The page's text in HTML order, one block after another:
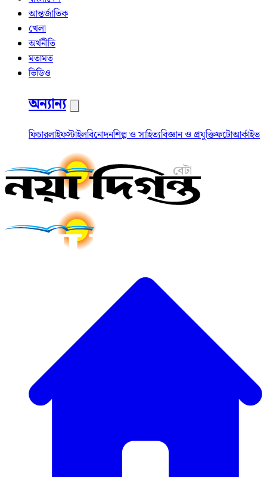
আন্তর্জাতিক
খেলা
অর্থনীতি
মতামত
ভিডিও
অন্যান্য
ফিচারলাইফস্টাইলবিনোদনশিল্প ও সাহিত্যবিজ্ঞান ও প্রযুক্তিফটোআর্কাইভ